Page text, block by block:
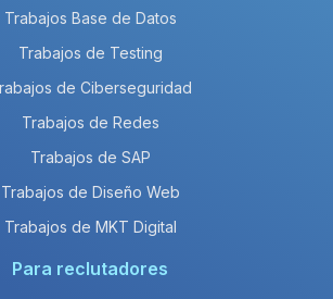
Trabajos Base de Datos
Trabajos de Testing
de Ciberseguridad
Trabajos de Redes
Trabajos de SAP
Trabajos de Diseño Web
Trabajos de MKT Digital
Para reclutadores